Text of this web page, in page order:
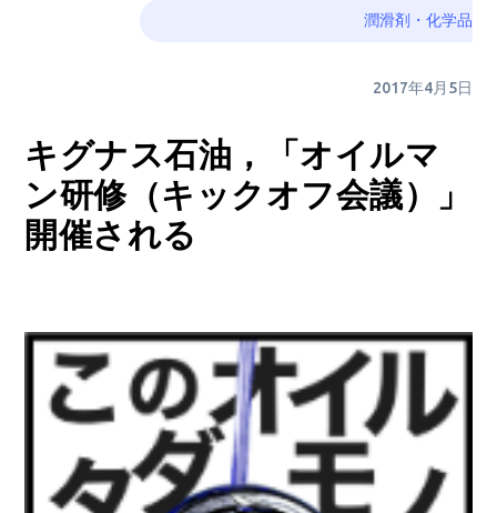
潤滑剤・化学品
2017年4月5日
キグナス石油，「オイルマ
ン研修（キックオフ会議）」
開催される